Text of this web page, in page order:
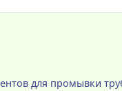
для промывки